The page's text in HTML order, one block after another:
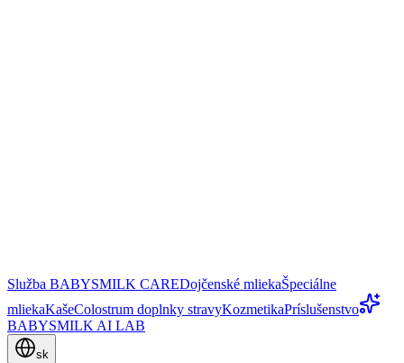
Služba BABYSMILK CAREDojčenské mliekaŠpeciálne
mliekaKašeColostrum doplnky stravyKozmetikaPríslušenstvo
BABYSMILK AI LAB
sk